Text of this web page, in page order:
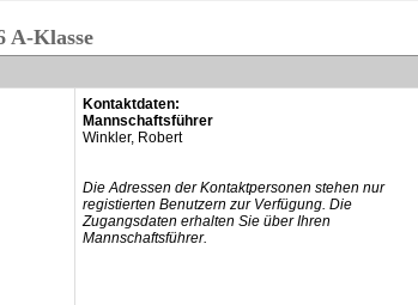
A-Klasse
Kontaktdaten:
Mannschaftsführer
Winkler, Robert
Die Adressen der Kontaktpersonen stehen nur
registierten Benutzern zur Verfügung. Die
Zugangsdaten erhalten Sie über Ihren
Mannschaftsführer.